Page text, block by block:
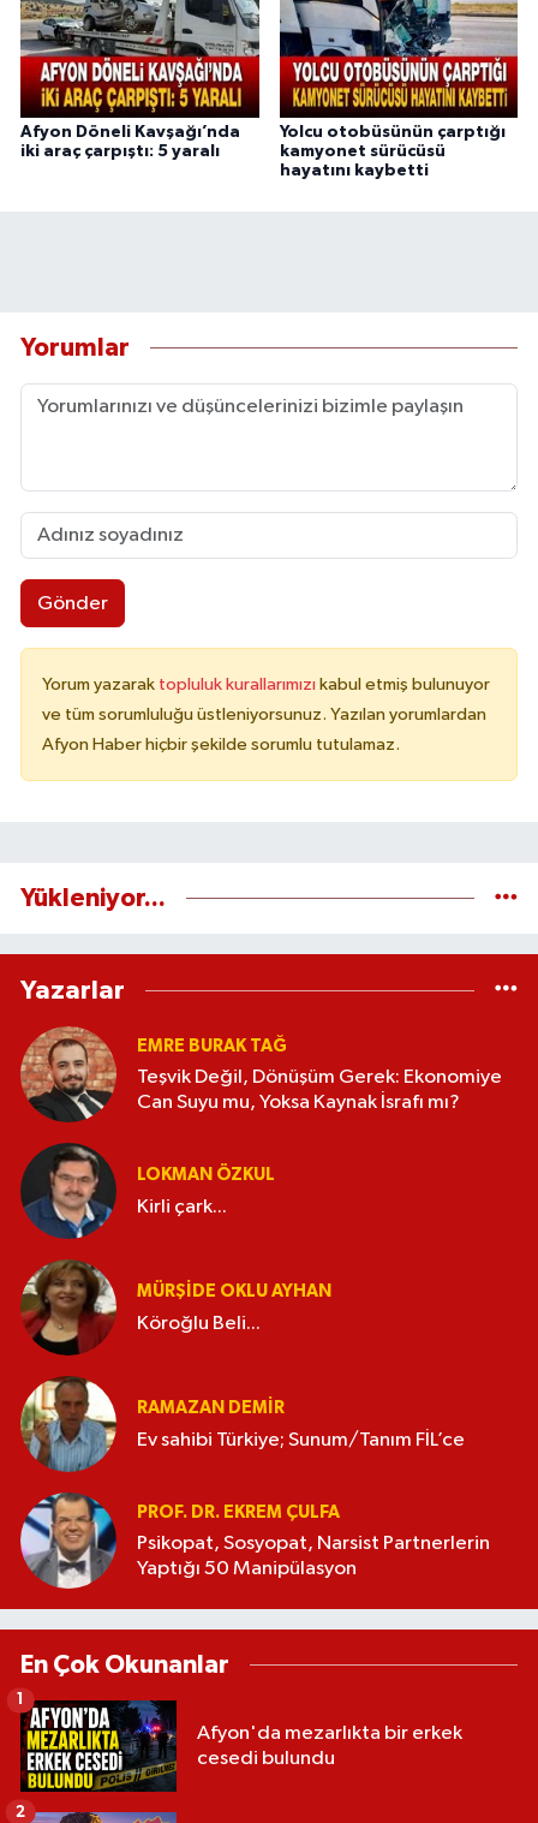
Afyon Döneli Kavşağı’nda
iki araç çarpıştı: 5 yaralı
Yolcu otobüsünün çarptığı
kamyonet sürücüsü
hayatını kaybetti
Yorumlar
Gönder
Yorum yazarak topluluk kurallarımızı kabul etmiş bulunuyor
ve tüm sorumluluğu üstleniyorsunuz. Yazılan yorumlardan
Afyon Haber hiçbir şekilde sorumlu tutulamaz.
Yükleniyor...
Yazarlar
EMRE BURAK TAĞ
Teşvik Değil, Dönüşüm Gerek: Ekonomiye
Can Suyu mu, Yoksa Kaynak İsrafı mı?
LOKMAN ÖZKUL
Kirli çark...
MÜRŞIDE OKLU AYHAN
Köroğlu Beli...
RAMAZAN DEMİR
Ev sahibi Türkiye; Sunum/Tanım FİL’ce
PROF. DR. EKREM ÇULFA
Psikopat, Sosyopat, Narsist Partnerlerin
Yaptığı 50 Manipülasyon
En Çok Okunanlar
Afyon'da mezarlıkta bir erkek
cesedi bulundu
1
2